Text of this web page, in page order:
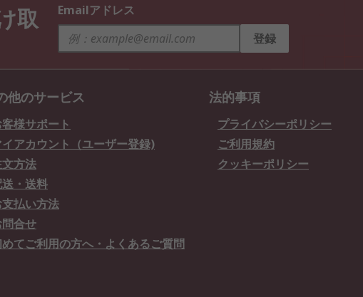
取
Emailアドレス
登録
他のサービス
様サポート
イアカウント（ユーザー登録)
方法
送・送料
支払い方法
合せ
てご利用の方へ・よくあるご質問
法的事項
プライバシーポリシー
ご利用規約
クッキーポリシー